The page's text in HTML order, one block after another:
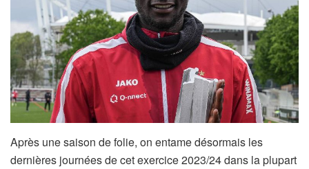
Après une saison de folie, on entame désormais les
dernières journées de cet exercice 2023/24 dans la plupart